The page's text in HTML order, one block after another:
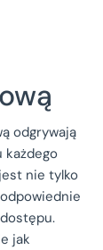
odgrywają
każdego
nie tylko
jak